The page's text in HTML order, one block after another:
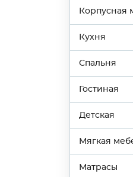
Корпусная
Кухня
Спальня
Гостиная
Детская
Мягкая
Матрасы